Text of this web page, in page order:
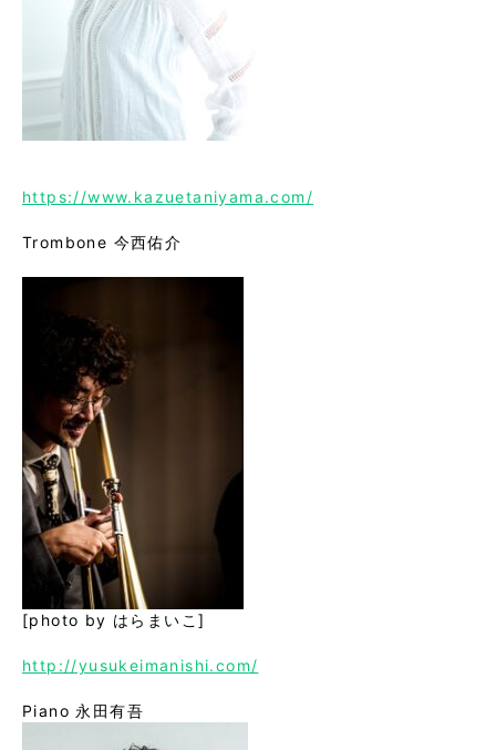
https://www.kazuetaniyama.com/
Trombone 今西佑介
[photo by はらまいこ]
http://yusukeimanishi.com/